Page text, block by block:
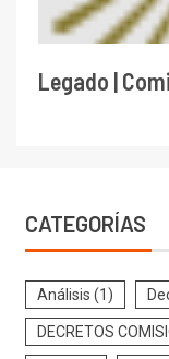
Legado |
CATEGORÍAS
Análisis (1)
DECRETOS